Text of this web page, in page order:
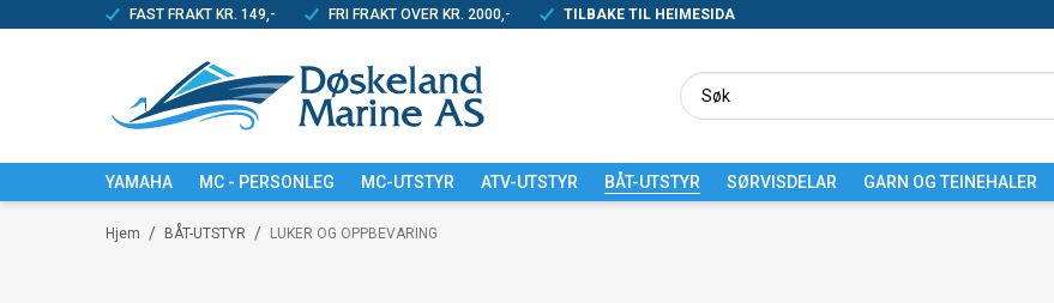
FAST FRAKT KR. 149,- FRI FRAKT OVER KR. 2000,- TILBAKE TIL HEIMESIDA
YAMAHA MC - PERSONLEG MC-UTSTYR ATV-UTSTYR BÅT-UTSTYR SØRVISDELAR GARN OG TEINEHALER
/
Hjem /
BÅT-UTSTYR LUKER OG OPPBEVARING